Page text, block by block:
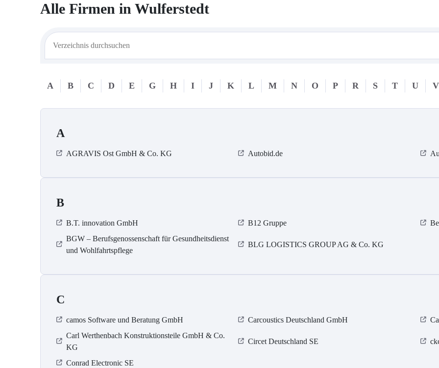
Alle Firmen in Wulferstedt
A B C D E G H I J K L M N O P R S T U V
A
AGRAVIS Ost GmbH & Co. KG Autobid.de
B
B.T. innovation GmbH B12 Gruppe
BGW – Berufsgenossenschaft für Gesundheitsdienst
und Wohlfahrtspflege
BLG LOGISTICS GROUP AG & Co. KG
C
camos Software und Beratung GmbH Carcoustics Deutschland GmbH
Carl Werthenbach Konstruktionsteile GmbH & Co.
KG
Circet Deutschland SE
Conrad Electronic SE